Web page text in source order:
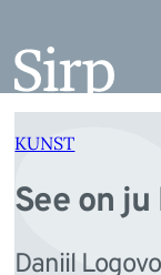
juurde
KUNST
See on
Daniil